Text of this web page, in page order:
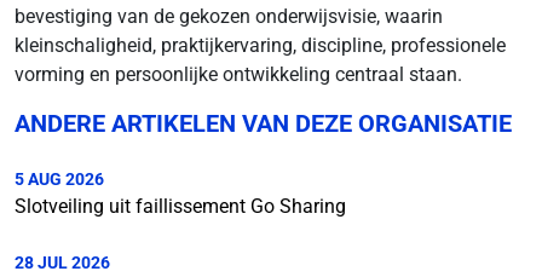
bevestiging van de gekozen onderwijsvisie, waarin
kleinschaligheid, praktijkervaring, discipline, professionele
vorming en persoonlijke ontwikkeling centraal staan.
ANDERE ARTIKELEN VAN DEZE ORGANISATIE
5 AUG 2026
Slotveiling uit faillissement Go Sharing
28 JUL 2026